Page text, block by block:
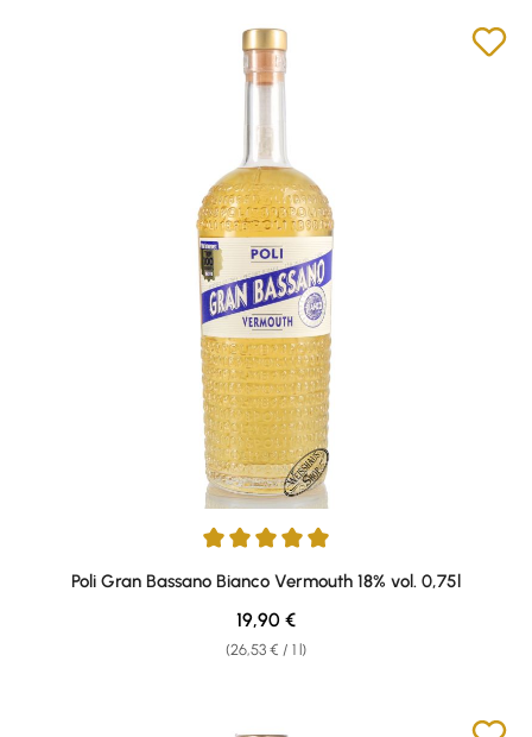
Average rating of 5 out of 5 stars
Poli Gran Bassano Bianco Vermouth 18% vol. 0,75l
(26,53 € / 1 l)
Regular price:
19,90 €